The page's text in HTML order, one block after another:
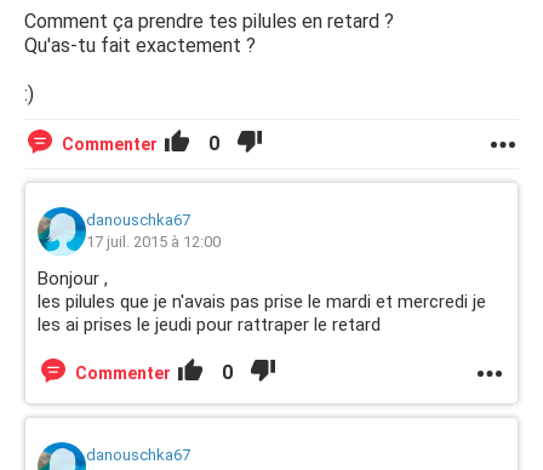
Comment ça prendre tes pilules en retard ?
Qu'as-tu fait exactement ?
:)
Commenter 0
danouschka67
17 juil. 2015 à 12:00
Bonjour ,
les pilules que je n'avais pas prise le mardi et mercredi je
les ai prises le jeudi pour rattraper le retard
Commenter 0
danouschka67